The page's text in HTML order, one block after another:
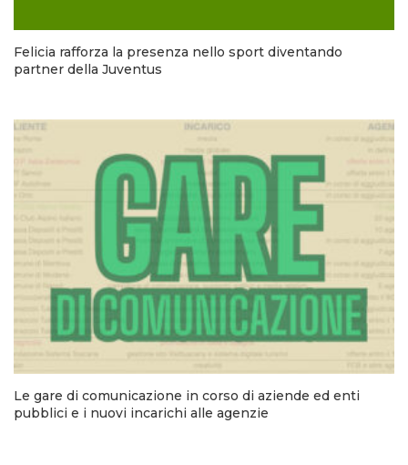
Felicia rafforza la presenza nello sport diventando
partner della Juventus
Le gare di comunicazione in corso di aziende ed enti
pubblici e i nuovi incarichi alle agenzie